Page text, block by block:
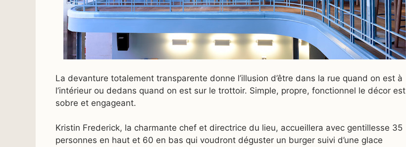
La devanture totalement transparente donne l’illusion d’être dans la rue quand on est à
l’intérieur ou dedans quand on est sur le trottoir. Simple, propre, fonctionnel le décor est
sobre et engageant.
Kristin Frederick, la charmante chef et directrice du lieu, accueillera avec gentillesse 35
personnes en haut et 60 en bas qui voudront déguster un burger suivi d’une glace